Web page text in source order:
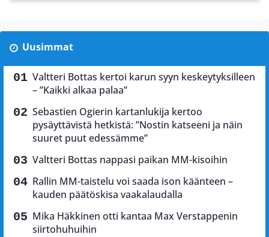
Uusimmat
Valtteri Bottas kertoi karun syyn keskeytyksilleen
– ”Kaikki alkaa palaa”
Sebastien Ogierin kartanlukija kertoo
pysäyttävistä hetkistä: ”Nostin katseeni ja näin
suuret puut edessämme”
Valtteri Bottas nappasi paikan MM-kisoihin
Rallin MM-taistelu voi saada ison käänteen –
kauden päätöskisa vaakalaudalla
Mika Häkkinen otti kantaa Max Verstappenin
siirtohuhuihin